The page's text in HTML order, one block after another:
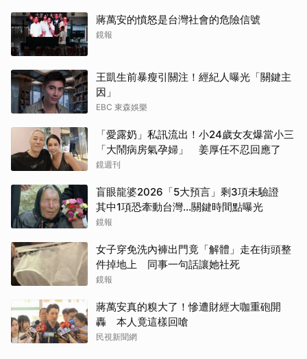
蔣萬安的憤怒是台灣社會的危險信號
鏡報
王凱生前暴瘦引關注！經紀人曝光「關鍵主
因」
EBC 東森娛樂
「愛露奶」私訊流出！小24歲女友爆當小三
「大鬧病房氣孕婦」 姜厚任不忍回應了
鏡週刊
盲眼龍婆2026「5大預言」剩3項未驗證
其中1項恐牽動台灣...關鍵時間點曝光
鏡報
女子穿免洗內褲出門竟「解體」走在街頭整
件掉地上 同事一句話讓她社死
鏡報
蔣萬安真的糗大了！慘遭財經大咖重砲開
轟 本人竟這樣回嗆
民視新聞網